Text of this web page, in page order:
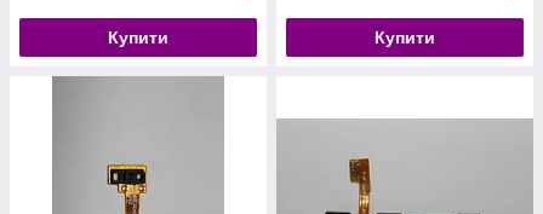
Купити Купити